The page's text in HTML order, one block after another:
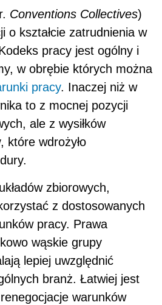
Conventions Collectives)
o kształcie zatrudnienia w
pracy jest ogólny i
w obrębie których można
pracy. Inaczej niż w
to z mocnej pozycji
ale z wysiłków
które wdrożyło
zbiorowych,
z dostosowanych
pracy. Prawa
wąskie grupy
lepiej uwzględnić
branż. Łatwiej jest
warunków